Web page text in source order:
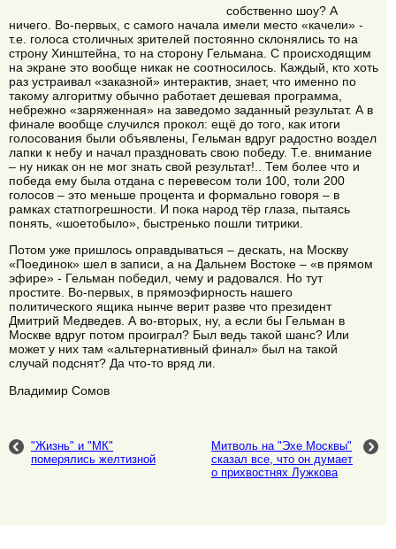
собственно шоу? А
ничего. Во-первых, с самого начала имели место «качели» -
т.е. голоса столичных зрителей постоянно склонялись то на
строну Хинштейна, то на сторону Гельмана. С происходящим
на экране это вообще никак не соотносилось. Каждый, кто хоть
раз устраивал «заказной» интерактив, знает, что именно по
такому алгоритму обычно работает дешевая программа,
небрежно «заряженная» на заведомо заданный результат. А в
финале вообще случился прокол: ещё до того, как итоги
голосования были объявлены, Гельман вдруг радостно воздел
лапки к небу и начал праздновать свою победу. Т.е. внимание
– ну никак он не мог знать свой результат!.. Тем более что и
победа ему была отдана с перевесом толи 100, толи 200
голосов – это меньше процента и формально говоря – в
рамках статпогрешности. И пока народ тёр глаза, пытаясь
понять, «шоетобыло», быстренько пошли титрики.
Потом уже пришлось оправдываться – дескать, на Москву
«Поединок» шел в записи, а на Дальнем Востоке – «в прямом
эфире» - Гельман победил, чему и радовался. Но тут
простите. Во-первых, в прямоэфирность нашего
политического ящика нынче верит разве что президент
Дмитрий Медведев. А во-вторых, ну, а если бы Гельман в
Москве вдруг потом проиграл? Был ведь такой шанс? Или
может у них там «альтернативный финал» был на такой
случай подснят? Да что-то вряд ли.
Владимир Сомов
"Жизнь" и "МК"
померялись желтизной
Митволь на "Эхе Москвы"
сказал все, что он думает
о прихвостнях Лужкова